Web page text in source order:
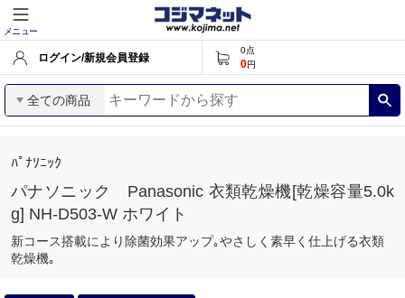
メニュー
ログイン/新規会員登録
0点
0円
全ての商品
ﾊﾟﾅｿﾆｯｸ
パナソニック Panasonic 衣類乾燥機[乾燥容量5.0k
g] NH-D503-W ホワイト
新コース搭載により除菌効果アップ｡やさしく素早く仕上げる衣類
乾燥機｡